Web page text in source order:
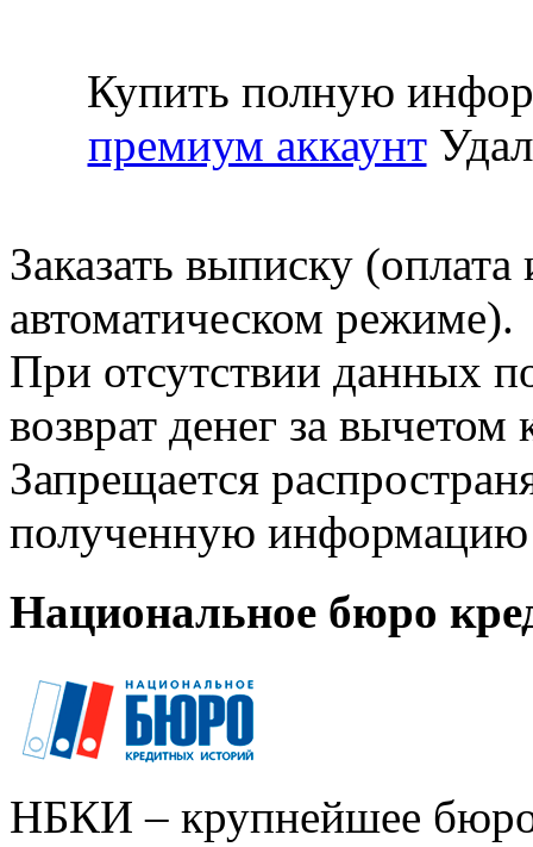
Купить полную
премиум аккаунт
Заказать выписку
автоматическом режиме).
При отсутствии данных
возврат денег за
Запрещается
полученную информацию
Национальное бюро
НБКИ – крупнейшее